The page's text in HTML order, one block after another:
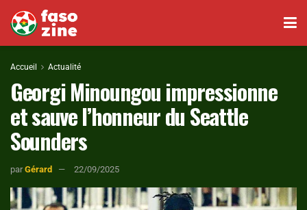
Accueil Actualité
Georgi Minoungou impressionne
et sauve l’honneur du Seattle
Sounders
par Gérard 22/09/2025